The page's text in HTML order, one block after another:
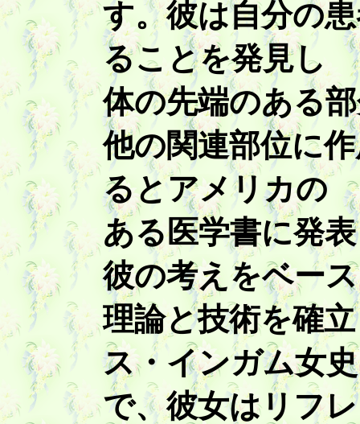
す。彼は自分の
ることを発見し
体の先端のある
他の関連部位に
るとアメリカの
ある医学書に発
彼の考えをベー
理論と技術を確
ス・インガム女史
で、彼女はリフ